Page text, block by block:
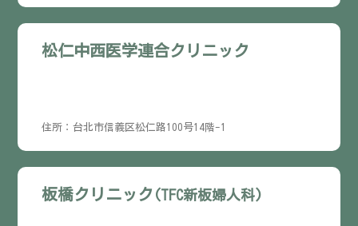
松仁中西医学連合クリニック
住所：台北市信義区松仁路100号14階-1
板橋クリニック (TFC新板婦人科)